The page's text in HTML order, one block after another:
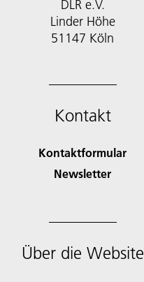
DLR e.V.
Linder Höhe
51147 Köln
Kontakt
Kontaktformular
Newsletter
Über die Website